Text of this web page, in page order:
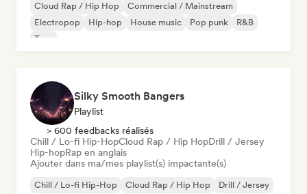
Cloud Rap / Hip Hop
Commercial / Mainstream
Electropop
Hip-hop House music Pop punk
R&B
Trap
Silky Smooth Bangers
Playlist
> 600 feedbacks réalisés
Chill / Lo-fi Hip-HopCloud Rap / Hip HopDrill / Jersey
Hip-hopRap en anglais
Ajouter dans ma/mes playlist(s) impactante(s)
Chill / Lo-fi Hip-Hop Cloud Rap / Hip Hop Drill / Jersey